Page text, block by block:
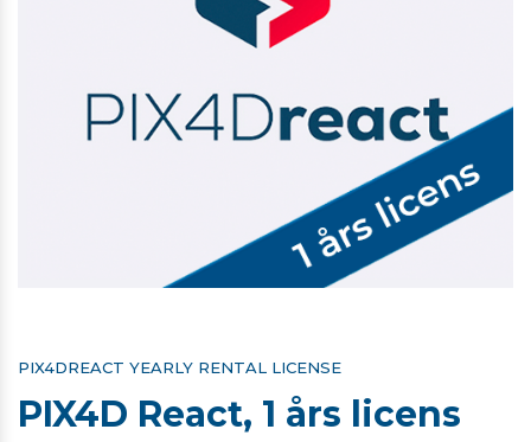
PIX4DREACT YEARLY RENTAL LICENSE
PIX4D React, 1 års licens